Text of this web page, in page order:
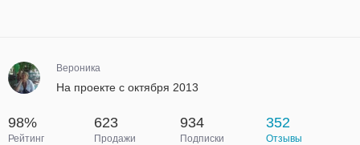
Вероника
На проекте с октября 2013
98%
Рейтинг
623
Продажи
934
Подписки
352
Отзывы